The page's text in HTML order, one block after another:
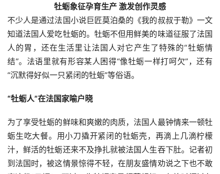
牡蛎象征孕育生产 激发创作灵感
不少人是通过法国小说巨匠莫泊桑的《我的叔叔于勒》一文
知道法国人爱吃牡蛎的。牡蛎不但用鲜美的味道征服了法国
人的胃，还在生活里让法国人对它产生了特殊的“牡蛎情
结”。法语里就有形容某人困得“像牡蛎一样打呵欠”，还有
“沉默得好似一只紧闭的牡蛎”等俗语。
“牡蛎人”在法国家喻户晓
为了享受牡蛎的鲜味和爽嫩的肉质，法国人最钟情来一顿牡
蛎生吃大餐。用小刀撬开紧闭的牡蛎壳，再滴上几滴柠檬
汁，鲜活的牡蛎还来不及挣扎就被法国人生吞下肚。记者初
到法国时，被这情景惊得不轻，在朋友盛情劝说之下也不敢